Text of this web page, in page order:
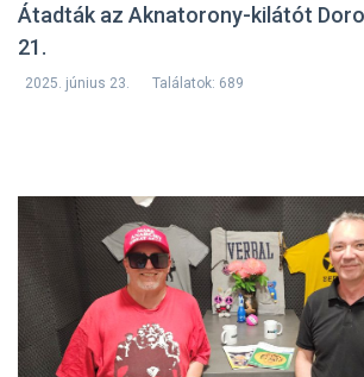
Átadták az Aknatorony-kilátót
21.
2025. június 23. Találatok: 689